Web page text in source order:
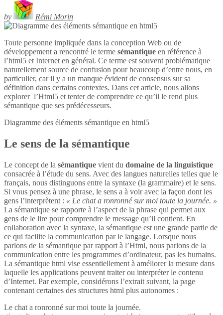
by Rémi Morin
Toute personne impliquée dans la conception Web ou de
développement a rencontré le terme sémantique en référence à
l’html5 et Internet en général. Ce terme est souvent problématique
naturellement source de confusion pour beaucoup d’entre nous, en
particulier, car il y a un manque évident de consensus sur sa
définition dans certains contextes. Dans cet article, nous allons
explorer l’Html5 et tenter de comprendre ce qu’il le rend plus
sémantique que ses prédécesseurs.
Diagramme des éléments sémantique en html5
Le sens de la sémantique
Le concept de la sémantique vient du domaine de la linguistique
consacrée à l’étude du sens. Avec des langues naturelles telles que le
français, nous distinguons entre la syntaxe (la grammaire) et le sens.
Si vous pensez à une phrase, le sens a à voir avec la façon dont les
gens l’interprètent : « Le chat a ronronné sur moi toute la journée. »
La sémantique se rapporte à l’aspect de la phrase qui permet aux
gens de le lire pour comprendre le message qu’il contient. En
collaboration avec la syntaxe, la sémantique est une grande partie de
ce qui facilite la communication par le langage. Lorsque nous
parlons de la sémantique par rapport à l’Html, nous parlons de la
communication entre les programmes d’ordinateur, pas les humains.
La sémantique html vise essentiellement à améliorer la mesure dans
laquelle les applications peuvent traiter ou interpréter le contenu
d’Internet. Par exemple, considérons l’extrait suivant, la page
contenant certaines des structures html plus autonomes :
Le chat a ronronné sur moi toute la journée.